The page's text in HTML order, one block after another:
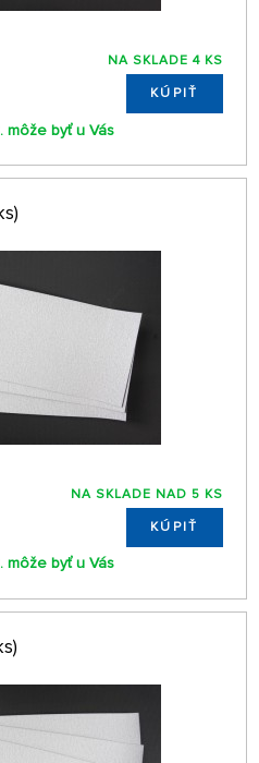
NA SKLADE 4 KS
KÚPIŤ
môže byť u Vás
NA SKLADE NAD 5 KS
KÚPIŤ
môže byť u Vás